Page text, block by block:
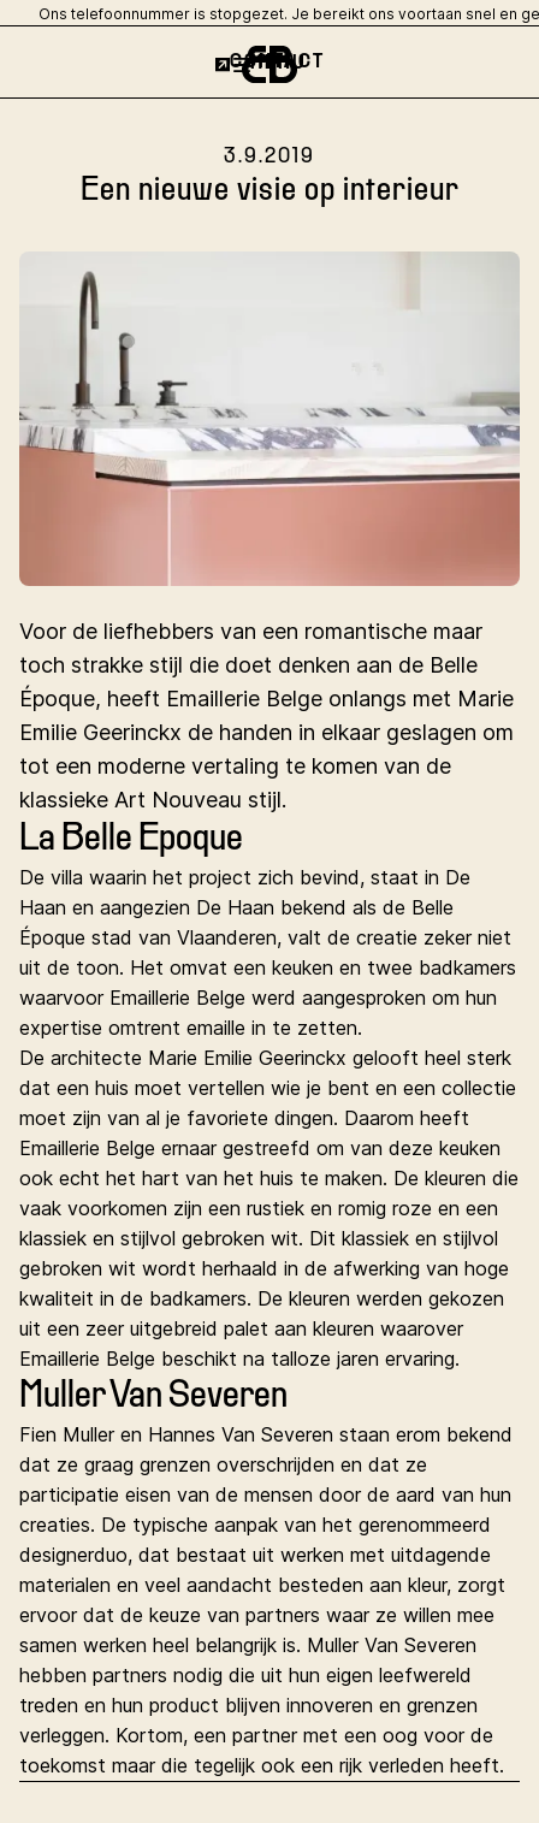
Ons telefoonnummer is stopgezet. Je bereikt ons voortaan snel en
CONTACT
MENU
3.9.2019
Een nieuwe visie op interieur
Voor de liefhebbers van een romantische maar
toch strakke stijl die doet denken aan de Belle
Époque, heeft Emaillerie Belge onlangs met Marie
Emilie Geerinckx de handen in elkaar geslagen om
tot een moderne vertaling te komen van de
klassieke Art Nouveau stijl.
La Belle Epoque
De villa waarin het project zich bevind, staat in De
Haan en aangezien De Haan bekend als de Belle
Époque stad van Vlaanderen, valt de creatie zeker niet
uit de toon. Het omvat een keuken en twee badkamers
waarvoor Emaillerie Belge werd aangesproken om hun
expertise omtrent emaille in te zetten.
De architecte Marie Emilie Geerinckx gelooft heel sterk
dat een huis moet vertellen wie je bent en een collectie
moet zijn van al je favoriete dingen. Daarom heeft
Emaillerie Belge ernaar gestreefd om van deze keuken
ook echt het hart van het huis te maken. De kleuren die
vaak voorkomen zijn een rustiek en romig roze en een
klassiek en stijlvol gebroken wit. Dit klassiek en stijlvol
gebroken wit wordt herhaald in de afwerking van hoge
kwaliteit in de badkamers. De kleuren werden gekozen
uit een zeer uitgebreid palet aan kleuren waarover
Emaillerie Belge beschikt na talloze jaren ervaring.
Muller Van Severen
Fien Muller en Hannes Van Severen staan erom bekend
dat ze graag grenzen overschrijden en dat ze
participatie eisen van de mensen door de aard van hun
creaties. De typische aanpak van het gerenommeerd
designerduo, dat bestaat uit werken met uitdagende
materialen en veel aandacht besteden aan kleur, zorgt
ervoor dat de keuze van partners waar ze willen mee
samen werken heel belangrijk is. Muller Van Severen
hebben partners nodig die uit hun eigen leefwereld
treden en hun product blijven innoveren en grenzen
verleggen. Kortom, een partner met een oog voor de
toekomst maar die tegelijk ook een rijk verleden heeft.